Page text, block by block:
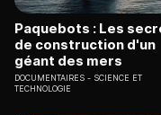
Paquebots : Les
de construction d'un
géant des mers
DOCUMENTAIRES
SCIENCE ET
TECHNOLOGIE